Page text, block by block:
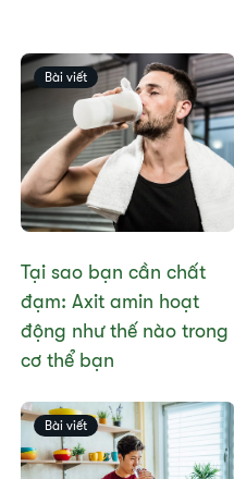
Bài viết
Tại sao bạn cần chất
đạm: Axit amin hoạt
động như thế nào trong
cơ thể bạn
Bài viết